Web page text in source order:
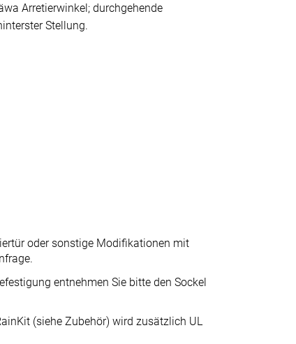
Arretierwinkel; durchgehende
Stellung.
oder sonstige Modifikationen mit
entnehmen Sie bitte den Sockel
(siehe Zubehör) wird zusätzlich UL